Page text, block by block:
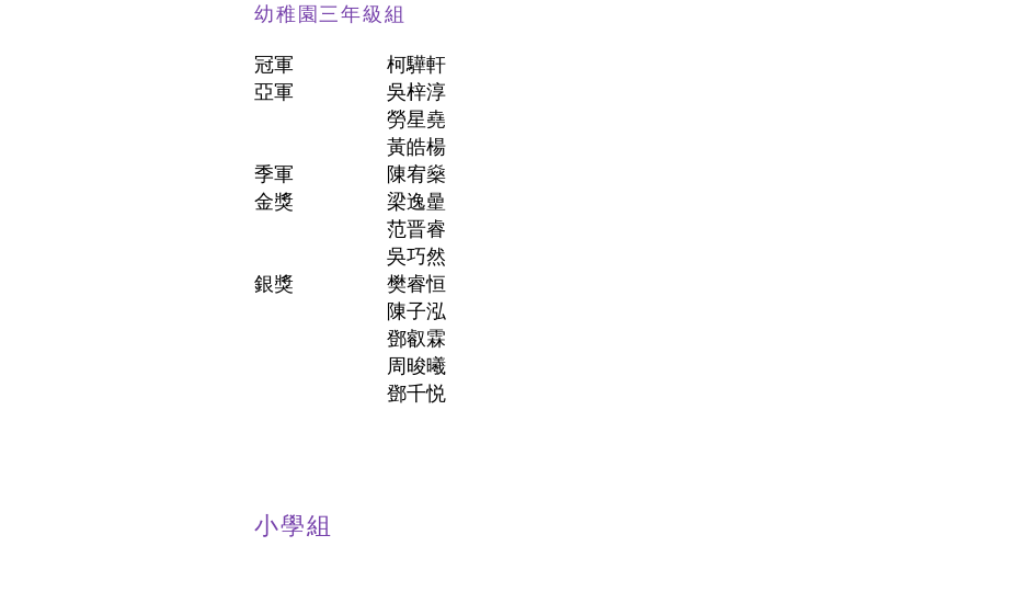
幼稚園三年級組
冠軍
亞軍
季軍
金獎
銀獎
柯驊軒
吳梓淳
勞星堯
黃皓楊
陳宥燊
梁逸曐
范晋睿
吳巧然
樊睿恒
陳子泓
鄧叡霖
周晙曦
鄧千悦
小學組